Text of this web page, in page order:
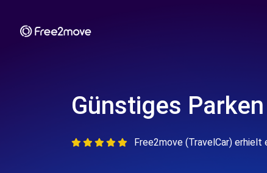
Günstiges
Free2move (TravelCar)